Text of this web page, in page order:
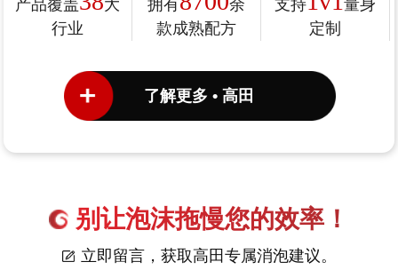
产品覆盖
大
行业
拥有
余
款成熟配方
支持
量身
定制
了解更多 • 高田
别让泡沫拖慢您的效率！
立即留言，获取高田专属消泡建议。